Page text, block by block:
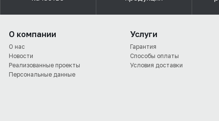
О компании
О нас
Новости
Реализованные проекты
Персональные данные
Услуги
Гарантия
Способы оплаты
Условия доставки